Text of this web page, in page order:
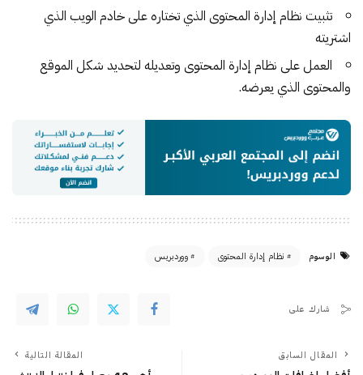
تثبيت نظام إدارة المحتوى الذي تختاره على خادم الويب الذي
اشتريته
العمل على نظام إدارة المحتوى وتعديله لتحديد شكل الموقع
والمحتوى الذي يعرضه.
الوسوم نظام إدارة المحتوى ووردبريس
شارك على
المقال السابق المقالة التالية